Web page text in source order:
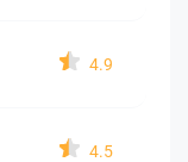
4.9
4.5